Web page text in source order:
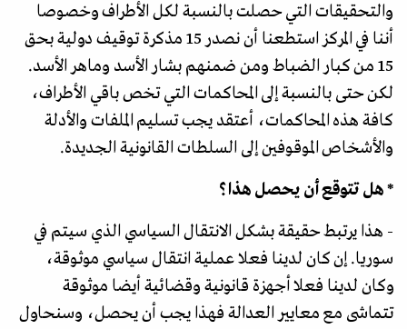
والتحقيقات التي حصلت بالنسبة لكل الأطراف وخصوصا
أننا في المركز استطعنا أن نصدر 15 مذكرة توقيف دولية بحق
15 من كبار الضباط ومن ضمنهم بشار الأسد وماهر الأسد.
لكن حتى بالنسبة إلى المحاكمات التي تخص باقي الأطراف،
كافة هذه المحاكمات، أعتقد يجب تسليم الملفات والأدلة
والأشخاص الموقوفين إلى السلطات القانونية الجديدة.
* هل تتوقع أن يحصل هذا؟
- هذا يرتبط حقيقة بشكل الانتقال السياسي الذي سيتم في
سوريا. إن كان لدينا فعلا عملية انتقال سياسي موثوقة،
وكان لدينا فعلا أجهزة قانونية وقضائية أيضا موثوقة
تتماشى مع معايير العدالة فهذا يجب أن يحصل، وسنحاول